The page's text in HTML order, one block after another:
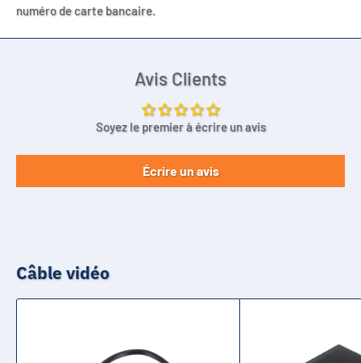
numéro de carte bancaire.
Avis Clients
Soyez le premier à écrire un avis
Écrire un avis
Câble vidéo